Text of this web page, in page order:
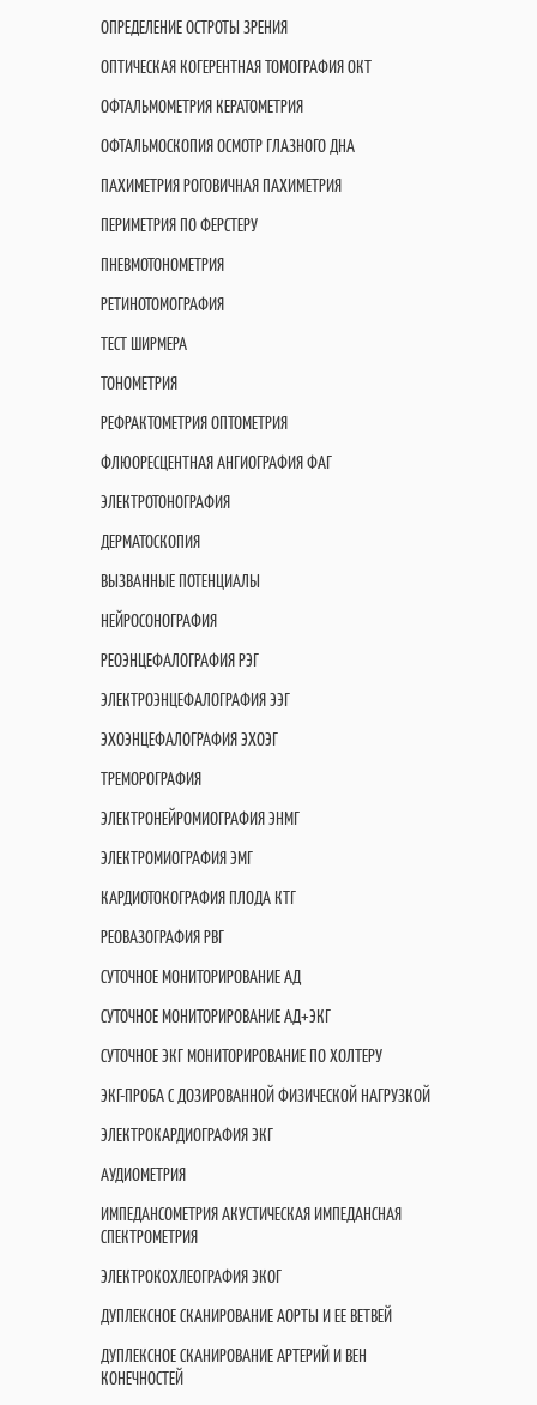
ОПРЕДЕЛЕНИЕ ОСТРОТЫ ЗРЕНИЯ
ОПТИЧЕСКАЯ КОГЕРЕНТНАЯ ТОМОГРАФИЯ OКT
ОФТАЛЬМОМЕТРИЯ КЕРАТОМЕТРИЯ
ОФТАЛЬМОСКОПИЯ ОСМОТР ГЛАЗНОГО ДНА
ПАХИМЕТРИЯ РОГОВИЧНАЯ ПАХИМЕТРИЯ
ПЕРИМЕТРИЯ ПО ФЕРСТЕРУ
ПНЕВМОТОНОМЕТРИЯ
РЕТИНОТОМОГРАФИЯ
ТЕСТ ШИРМЕРА
ТОНОМЕТРИЯ
РЕФРАКТОМЕТРИЯ ОПТОМЕТРИЯ
ФЛЮОРЕСЦЕНТНАЯ АНГИОГРАФИЯ ФАГ
ЭЛЕКТРОТОНОГРАФИЯ
ДЕРМАТОСКОПИЯ
ВЫЗВАННЫЕ ПОТЕНЦИАЛЫ
НЕЙРОСОНОГРАФИЯ
РЕОЭНЦЕФАЛОГРАФИЯ РЭГ
ЭЛЕКТРОЭНЦЕФАЛОГРАФИЯ ЭЭГ
ЭХОЭНЦЕФАЛОГРАФИЯ ЭХОЭГ
ТРЕМОРОГРАФИЯ
ЭЛЕКТРОНЕЙРОМИОГРАФИЯ ЭНМГ
ЭЛЕКТРОМИОГРАФИЯ ЭМГ
КАРДИОТОКОГРАФИЯ ПЛОДА КТГ
РЕОВАЗОГРАФИЯ РВГ
СУТОЧНОЕ МОНИТОРИРОВАНИЕ АД
СУТОЧНОЕ МОНИТОРИРОВАНИЕ АД+ЭКГ
СУТОЧНОЕ ЭКГ МОНИТОРИРОВАНИЕ ПО ХОЛТЕРУ
ЭКГ-ПРОБА С ДОЗИРОВАННОЙ ФИЗИЧЕСКОЙ НАГРУЗКОЙ
ЭЛЕКТРОКАРДИОГРАФИЯ ЭКГ
АУДИОМЕТРИЯ
ИМПЕДАНСОМЕТРИЯ АКУСТИЧЕСКАЯ ИМПЕДАНСНАЯ
СПЕКТРОМЕТРИЯ
ЭЛЕКТРОКОХЛЕОГРАФИЯ ЭКОГ
ДУПЛЕКСНОЕ СКАНИРОВАНИЕ АОРТЫ И ЕЕ ВЕТВЕЙ
ДУПЛЕКСНОЕ СКАНИРОВАНИЕ АРТЕРИЙ И ВЕН
КОНЕЧНОСТЕЙ